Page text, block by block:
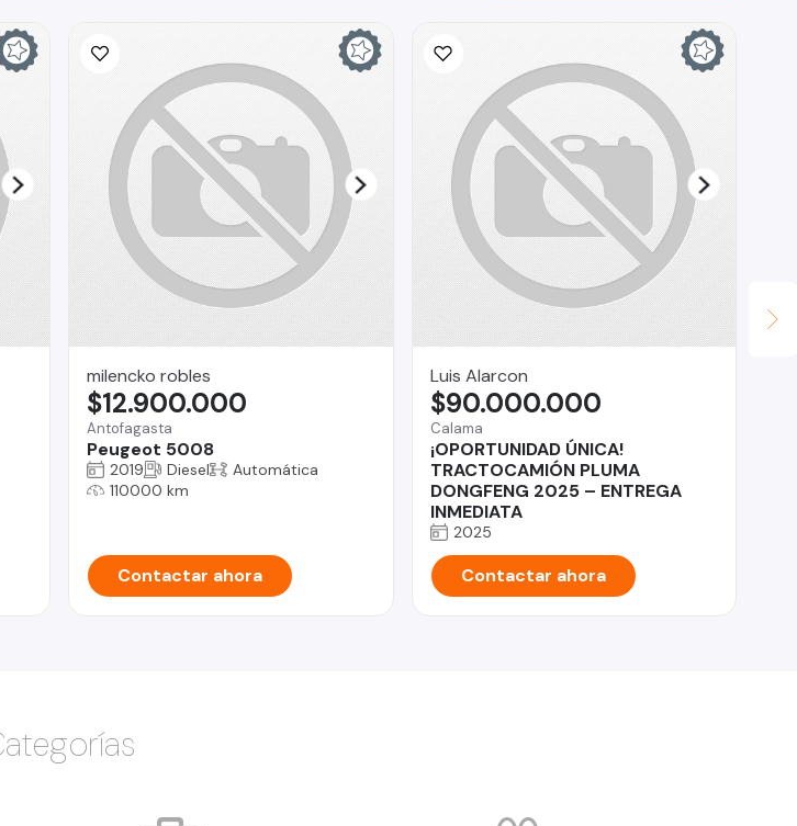
milencko robles
Antofagasta
Peugeot 5008
$12.900.000
2019 Diesel
Automática
110000 km
Contactar ahora
Luis Alarcon
Calama
¡OPORTUNIDAD ÚNICA!
TRACTOCAMIÓN PLUMA
DONGFENG 2025 – ENTREGA
INMEDIATA
$90.000.000
2025
Contactar ahora